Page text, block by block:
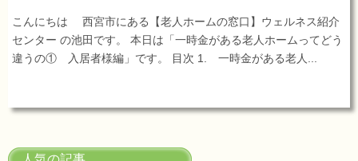
こんにちは 西宮市にある【老人ホームの窓口】ウェルネス紹介
センター の池田です。 本日は「一時金がある老人ホームってどう
違うの① 入居者様編」です。 目次 1. 一時金がある老人...